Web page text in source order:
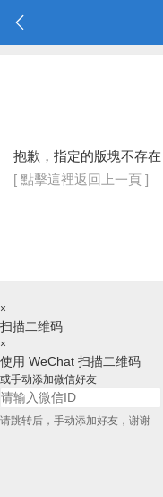
抱歉，指定的版塊不存在
[ 點擊這裡返回上一頁 ]
×
扫描二维码
×
使用 WeChat 扫描二维码
或手动添加微信好友
请跳转后，手动添加好友，谢谢